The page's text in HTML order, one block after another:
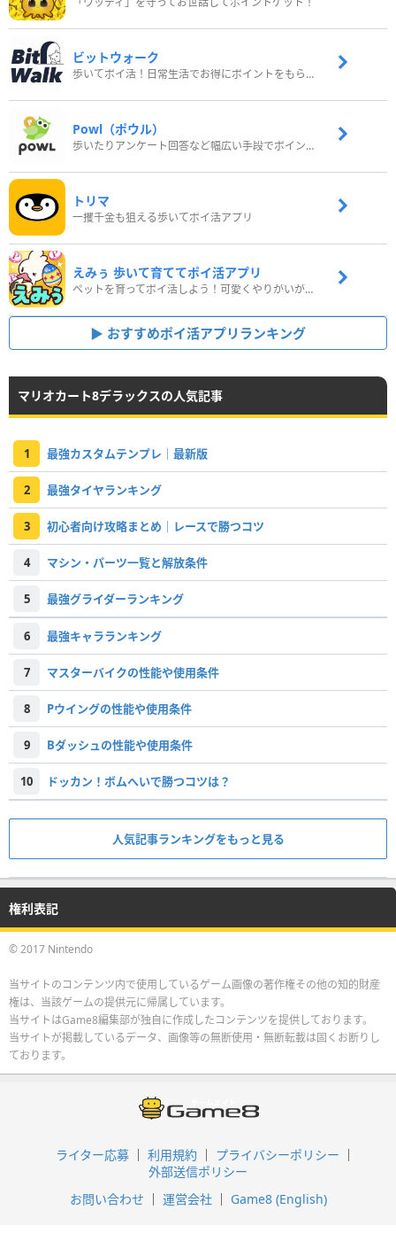
ビットウォーク
歩いてポイ活！日常生活でお得にポイントをもらおう
Powl（ポウル）
歩いたりアンケート回答など幅広い手段でポイントをゲット
トリマ
一攫千金も狙える歩いてポイ活アプリ
えみぅ 歩いて育ててポイ活アプリ
ペットを育ってポイ活しよう！可愛くやりがいがある新感覚アプリ
おすすめポイ活アプリランキング
マリオカート8デラックスの人気記事
1 最強カスタムテンプレ｜最新版
2 最強タイヤランキング
3 初心者向け攻略まとめ｜レースで勝つコツ
4 マシン・パーツ一覧と解放条件
5 最強グライダーランキング
6 最強キャラランキング
7 マスターバイクの性能や使用条件
8 Pウイングの性能や使用条件
9 Bダッシュの性能や使用条件
10 ドッカン！ボムへいで勝つコツは？
人気記事ランキングをもっと見る
権利表記
© 2017 Nintendo
当サイトのコンテンツ内で使用しているゲーム画像の著作権その他の知的財産
権は、当該ゲームの提供元に帰属しています。
当サイトはGame8編集部が独自に作成したコンテンツを提供しております。
当サイトが掲載しているデータ、画像等の無断使用・無断転載は固くお断りし
ております。
ライター応募 利用規約
プライバシーポリシー
外部送信ポリシー
お問い合わせ
運営会社 Game8 (English)